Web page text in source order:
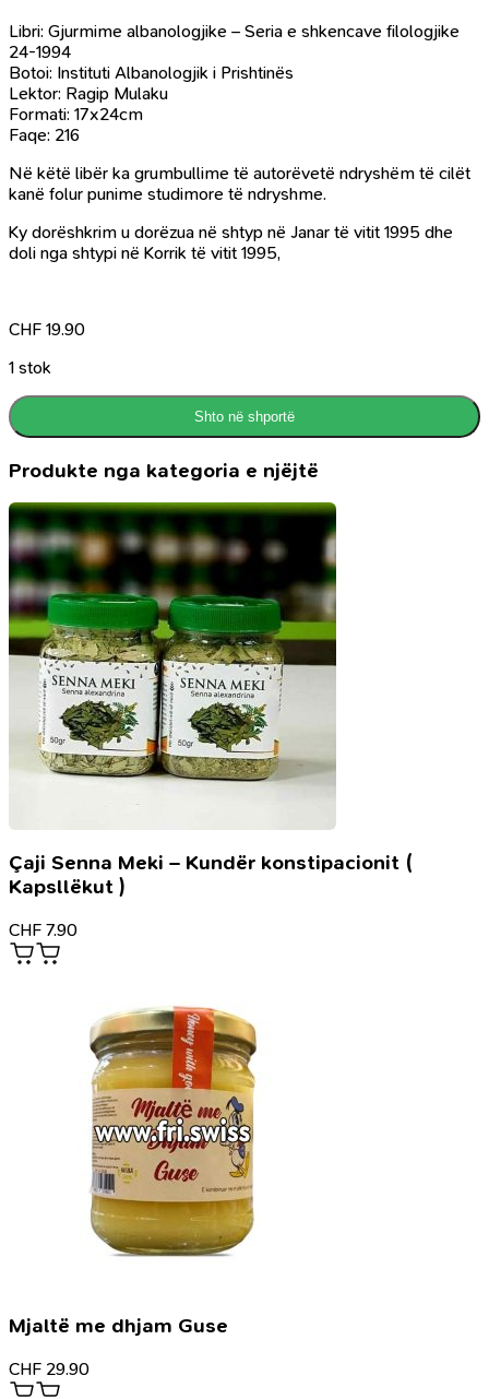
Libri: Gjurmime albanologjike – Seria e shkencave filologjike
24-1994
Botoi: Instituti Albanologjik i Prishtinës
Lektor: Ragip Mulaku
Formati: 17x24cm
Faqe: 216
Në këtë libër ka grumbullime të autorëvetë ndryshëm të cilët
kanë folur punime studimore të ndryshme.
Ky dorëshkrim u dorëzua në shtyp në Janar të vitit 1995 dhe
doli nga shtypi në Korrik të vitit 1995,
CHF 19.90
1 stok
Shto në shportë
Produkte nga kategoria e njëjtë
Çaji Senna Meki – Kundër konstipacionit (
Kapsllëkut )
CHF 7.90
Mjaltë me dhjam Guse
CHF 29.90